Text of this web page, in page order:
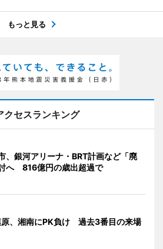
もっと見る
クセスランキング
、銀河アリーナ・BRT計画など「廃
へ 816億円の歳出超過で
、湘南にPK負け 過去3番目の来場